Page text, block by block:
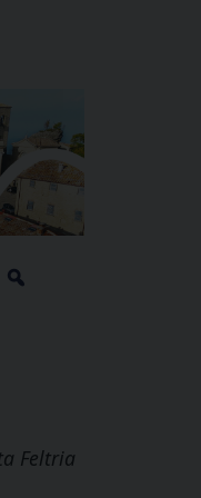
Feltria